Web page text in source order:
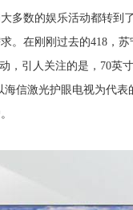
数的娱乐活动都转到
。在刚刚过去的418，
，引人关注的是，70英
信激光护眼电视为代